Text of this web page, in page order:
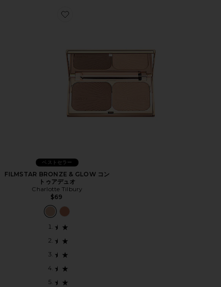
Favorite FILMSTAR BRONZE & GLOW コントゥアデュ
ベストセラー
FILMSTAR BRONZE & GLOW コン
トゥアデュオ
Charlotte Tilbury
$69